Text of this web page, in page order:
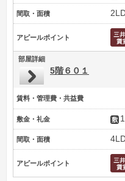
間取・面積
アピールポイント
部屋詳細
5階６０１
賃料・管理費・共益費
敷金・礼金
間取・面積
アピールポイント